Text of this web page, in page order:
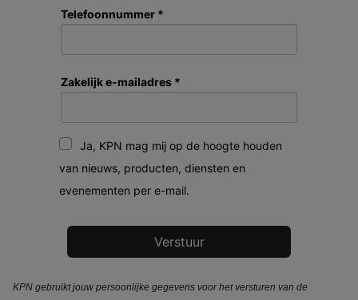
Telefoonnummer *
Zakelijk e-mailadres *
Ja, KPN mag mij op de hoogte houden
van nieuws, producten, diensten en
evenementen per e-mail.
KPN gebruikt jouw persoonlijke gegevens voor het versturen van de